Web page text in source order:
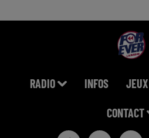
RADIO INFOS JEUX
CONTACT